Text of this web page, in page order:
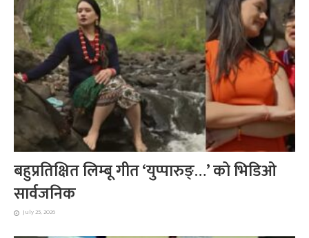
बहुप्रतिक्षित लिम्बू गीत ‘युप्पारुङ्…’ को भिडिओ
सार्वजनिक
July 25, 2026